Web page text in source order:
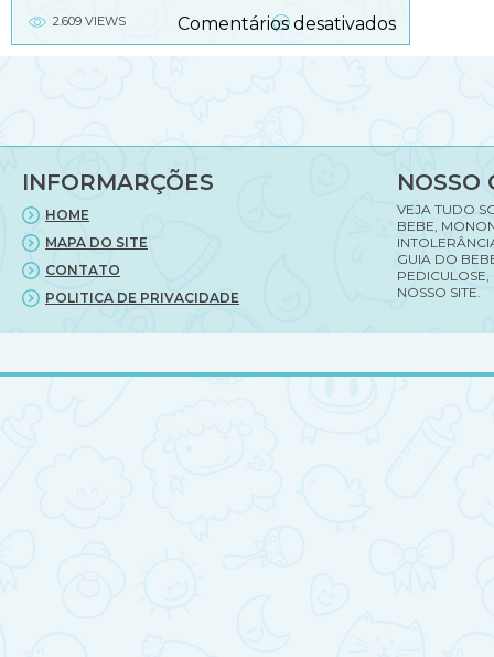
2.609 VIEWS
Comentários desativadosem
Causas
em
bebês
e
crianças
INFORMARÇÕES
HOME
MAPA DO SITE
CONTATO
POLITICA DE PRIVACIDADE
NOSSO
VEJA TUDO
BEBE,
GUIA DO
PEDICULOSE,
NOSSO SITE.